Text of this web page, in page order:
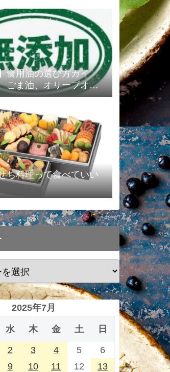
食用油の選び方ガイ
ごま油、オリーブオイ
を紹介します❗️〜
ち料理って食べていい
2025年7月
水 木 金 土 日
2 3 4 5
6
9 10 11 12
13